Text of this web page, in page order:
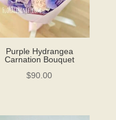
Purple Hydrangea
Carnation Bouquet
$90.00